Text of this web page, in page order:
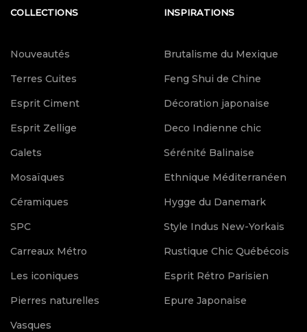
COLLECTIONS
Nouveautés
Terres Cuites
Esprit Ciment
Esprit Zellige
Galets
Mosaïques
Céramiques
SPC
Carreaux Métro
Les iconiques
Pierres naturelles
Vasques
INSPIRATIONS
Brutalisme du Mexique
Feng Shui de Chine
Décoration japonaise
Deco Indienne chic
Sérénité Balinaise
Ethnique Méditerranéen
Hygge du Danemark
Style Indus New-Yorkais
Rustique Chic Québécois
Esprit Rétro Parisien
Epure Japonaise